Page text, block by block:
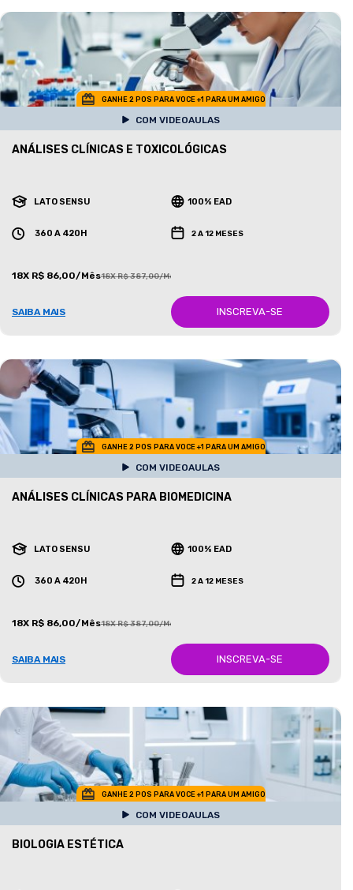
GANHE 2 POS PARA VOCE +1 PARA UM AMIGO
COM VIDEOAULAS
ANÁLISES CLÍNICAS E TOXICOLÓGICAS
LATO SENSU 100% EAD
360 A 420H 2 A 12 MESES
18X R$ 86,00/Mês18X R$ 387,00/Mês
SAIBA MAIS INSCREVA-SE
GANHE 2 POS PARA VOCE +1 PARA UM AMIGO
COM VIDEOAULAS
ANÁLISES CLÍNICAS PARA BIOMEDICINA
LATO SENSU 100% EAD
360 A 420H 2 A 12 MESES
18X R$ 86,00/Mês18X R$ 387,00/Mês
SAIBA MAIS INSCREVA-SE
GANHE 2 POS PARA VOCE +1 PARA UM AMIGO
COM VIDEOAULAS
BIOLOGIA ESTÉTICA